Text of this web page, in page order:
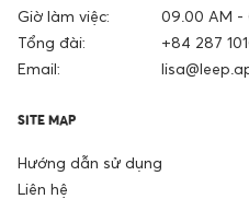
Giờ làm việc:
09.00 AM -
Tổng đài:
+84 287
Email:
SITE MAP
Hướng dẫn sử dụng
Liên hệ